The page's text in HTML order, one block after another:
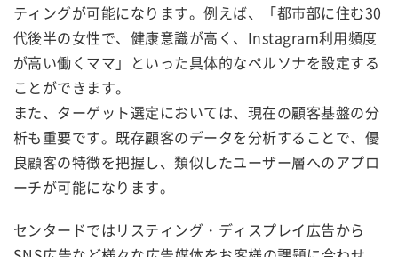
ティングが可能になります。例えば、「都市部に住む30
代後半の女性で、健康意識が高く、Instagram利用頻度
が高い働くママ」といった具体的なペルソナを設定する
ことができます。
また、ターゲット選定においては、現在の顧客基盤の分
析も重要です。既存顧客のデータを分析することで、優
良顧客の特徴を把握し、類似したユーザー層へのアプロ
ーチが可能になります。
センタードではリスティング・ディスプレイ広告から